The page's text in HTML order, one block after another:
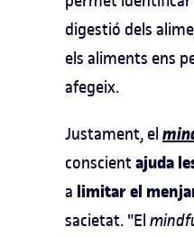
digestió dels
els aliments ens
afegeix.
Justament, el
conscientajuda
a limitar el
sacietat. "El